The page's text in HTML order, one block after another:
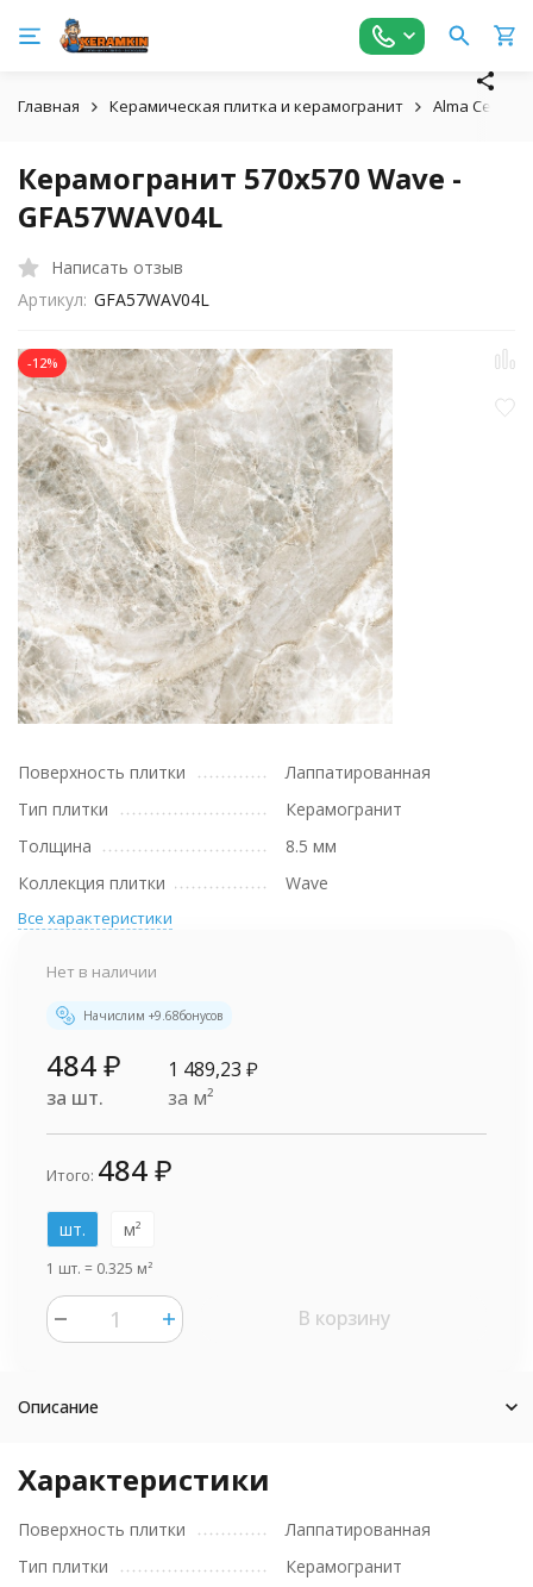
Главная Керамическая плитка и керамогранит Alma
Керамогранит 570x570 Wave -
GFA57WAV04L
Написать отзыв
Артикул: GFA57WAV04L
-12%
Поверхность плитки
Лаппатированная
Тип плитки
Керамогранит
Толщина
8.5 мм
Коллекция плитки
Wave
Все характеристики
Нет в наличии
Начислим +9.68бонусов
484₽
за шт.
1 489,23 ₽
за м²
Итого: 484₽
шт. м²
1 шт. = 0.325 м²
В корзину
Описание
Характеристики
Поверхность плитки
Лаппатированная
Тип плитки
Керамогранит